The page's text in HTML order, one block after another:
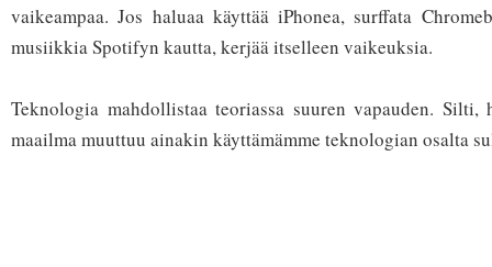
vaikeampaa. Jos haluaa käyttää iPhonea, surffata
musiikkia Spotifyn kautta, kerjää itselleen vaikeuksia.
Teknologia mahdollistaa teoriassa suuren vapauden. Silti,
maailma muuttuu ainakin käyttämämme teknologian osalta